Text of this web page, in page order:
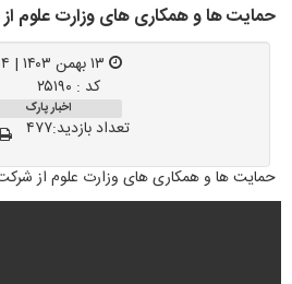
حمایت ها و همکاری های وزارت علوم
کد : ۲۵۱۹۰
اخبار پارک
تعداد بازدید:۴۷۷
حمایت ها و همکاری های وزارت علوم از